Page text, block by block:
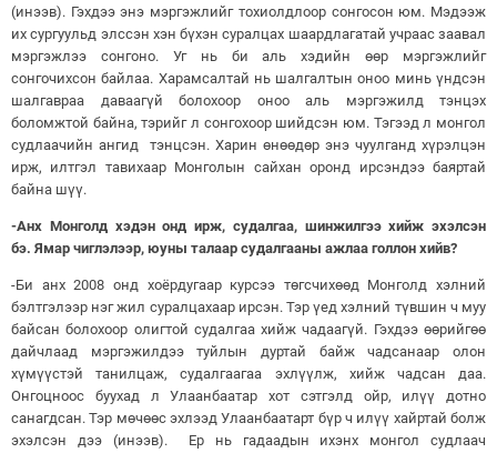
(инээв). Гэхдээ энэ мэргэжлийг тохиолдлоор сонгосон юм. Мэдээж
их сургуульд элссэн хэн бүхэн суралцах шаардлагатай учраас заавал
мэргэжлээ сонгоно. Уг нь би аль хэдийн өөр мэргэжлийг
сонгочихсон байлаа. Харамсалтай нь шалгалтын оноо минь үндсэн
шалгавраа даваагүй болохоор оноо аль мэргэжилд тэнцэх
боломжтой байна, тэрийг л сонгохоор шийдсэн юм. Тэгээд л монгол
судлаачийн ангид тэнцсэн. Харин өнөөдөр энэ чуулганд хүрэлцэн
ирж, илтгэл тавихаар Монголын сайхан оронд ирсэндээ баяртай
байна шүү.
-Анх Монголд хэдэн онд ирж, судалгаа, шинжилгээ хийж эхэлсэн
бэ. Ямар чиглэлээр, юуны талаар судалгааны ажлаа голлон хийв?
-Би анх 2008 онд хоёрдугаар курсээ төгсчихөөд Монголд хэлний
бэлтгэлээр нэг жил суралцахаар ирсэн. Тэр үед хэлний түвшин ч муу
байсан болохоор олигтой судалгаа хийж чадаагүй. Гэхдээ өөрийгөө
дайчлаад мэргэжилдээ туйлын дуртай байж чадсанаар олон
хүмүүстэй танилцаж, судалгаагаа эхлүүлж, хийж чадсан даа.
Онгоцноос буухад л Улаанбаатар хот сэтгэлд ойр, илүү дотно
санагдсан. Тэр мөчөөс эхлээд Улаанбаатарт бүр ч илүү хайртай болж
эхэлсэн дээ (инээв). Ер нь гадаадын ихэнх монгол судлаач